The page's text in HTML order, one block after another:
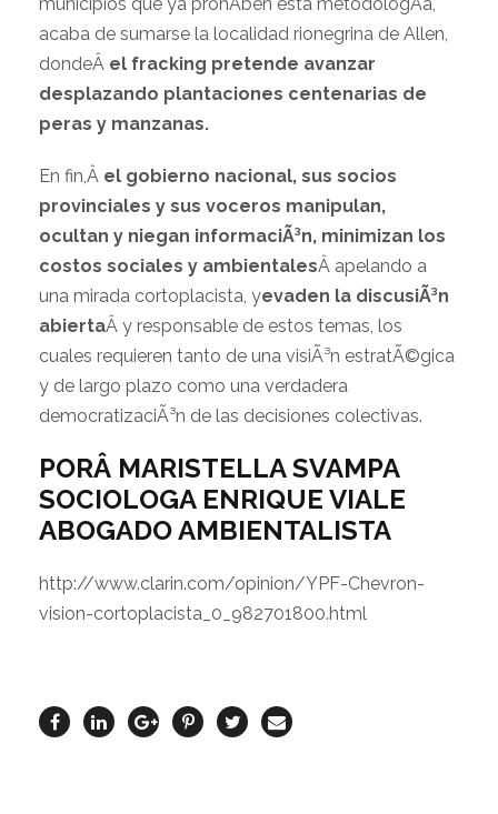
acaba de sumarse la localidad rionegrina de Allen,
dondeÂ el fracking pretende avanzar
desplazando plantaciones centenarias de
peras y manzanas.
En fin,Â el gobierno nacional, sus socios
provinciales y sus voceros manipulan,
ocultan y niegan informaciÃ³n, minimizan los
costos sociales y ambientalesÂ apelando a
una mirada cortoplacista, yevaden la discusiÃ³n
abiertaÂ y responsable de estos temas, los
cuales requieren tanto de una visiÃ³n estratÃ©gica
y de largo plazo como una verdadera
democratizaciÃ³n de las decisiones colectivas.
PORÂ MARISTELLA SVAMPA
SOCIOLOGA ENRIQUE VIALE
ABOGADO AMBIENTALISTA
http://www.clarin.com/opinion/YPF-Chevron-
vision-cortoplacista_0_982701800.html